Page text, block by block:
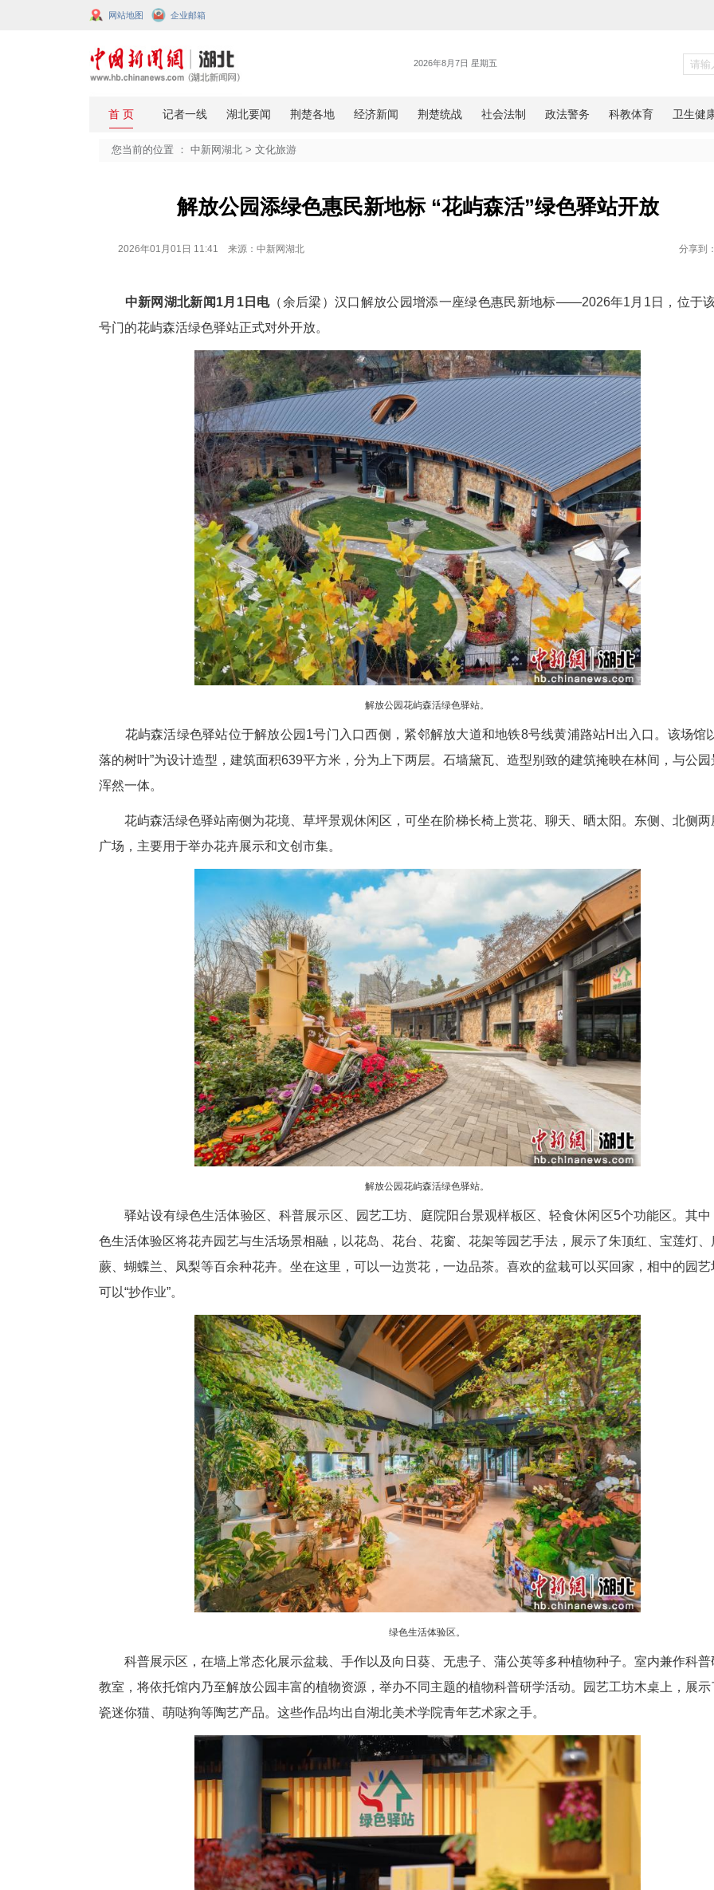
网站地图
解放公园添绿色惠民新地标 “花屿森活”绿
2026年01月01日 11:41 来源：中新网湖北
中新网湖北新闻1月1日电（余后梁）汉口解放公园增添一座绿色惠民新地标
号门的花屿森活绿色驿站正式对外开放。
解放公园花屿森活绿色驿站。
花屿森活绿色驿站位于解放公园1号门入口西侧，紧邻解放大道和地铁8号线黄
落的树叶”为设计造型，建筑面积639平方米，分为上下两层。石墙黛瓦、造型别致
浑然一体。
花屿森活绿色驿站南侧为花境、草坪景观休闲区，可坐在阶梯长椅上赏花、聊
广场，主要用于举办花卉展示和文创市集。
解放公园花屿森活绿色驿站。
驿站设有绿色生活体验区、科普展示区、园艺工坊、庭院阳台景观样板区、轻食
色生活体验区将花卉园艺与生活场景相融，以花岛、花台、花窗、花架等园艺手法
蕨、蝴蝶兰、凤梨等百余种花卉。坐在这里，可以一边赏花，一边品茶。喜欢的盆
可以“抄作业”。